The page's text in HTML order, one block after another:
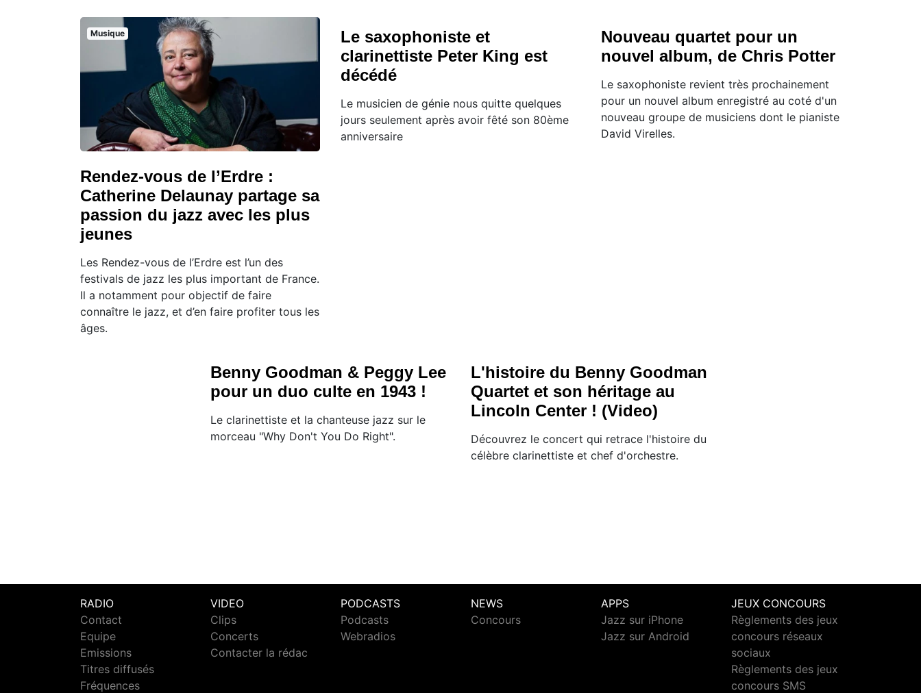
Musique
Rendez-vous de l’Erdre :
Catherine Delaunay partage sa
passion du jazz avec les plus
jeunes
Les Rendez-vous de l’Erdre est l’un des
festivals de jazz les plus important de France.
Il a notamment pour objectif de faire
connaître le jazz, et d’en faire profiter tous les
âges.
Le saxophoniste et
clarinettiste Peter King est
décédé
Le musicien de génie nous quitte quelques
jours seulement après avoir fêté son 80ème
anniversaire
Nouveau quartet pour un
nouvel album, de Chris Potter
Le saxophoniste revient très prochainement
pour un nouvel album enregistré au coté d'un
nouveau groupe de musiciens dont le pianiste
David Virelles.
Benny Goodman & Peggy Lee
pour un duo culte en 1943 !
Le clarinettiste et la chanteuse jazz sur le
morceau "Why Don't You Do Right".
L'histoire du Benny Goodman
Quartet et son héritage au
Lincoln Center ! (Video)
Découvrez le concert qui retrace l'histoire du
célèbre clarinettiste et chef d'orchestre.
RADIO
Contact
Equipe
Emissions
Titres diffusés
Fréquences
VIDEO
Clips
Concerts
Contacter la rédac
PODCASTS
Podcasts
Webradios
NEWS
Concours
APPS
Jazz sur iPhone
Jazz sur Android
JEUX CONCOURS
Règlements des jeux
concours réseaux
sociaux
Règlements des jeux
concours SMS